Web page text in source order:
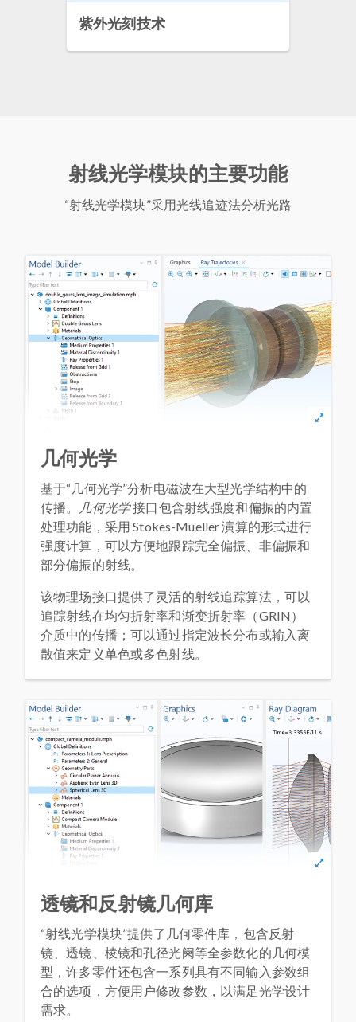
紫外光刻技术
射线光学模块的主要功能
“射线光学模块”采用光线追迹法分析光路
几何光学
基于“几何光学”分析电磁波在大型光学结构中的
传播。
几何光学接口包含射线强度和偏振的内置
处理功能，采用 Stokes-Mueller 演算的形式进行
强度计算，可以方便地跟踪完全偏振、非偏振和
部分偏振的射线。
该物理场接口提供了灵活的射线追踪算法，可以
追踪射线在均匀折射率和渐变折射率（GRIN）
介质中的传播；可以通过指定波长分布或输入离
散值来定义单色或多色射线。
透镜和反射镜几何库
“射线光学模块”提供了几何零件库，包含反射
镜、透镜、棱镜和孔径光阑等全参数化的几何模
型，许多零件还包含一系列具有不同输入参数组
合的选项，方便用户修改参数，以满足光学设计
需求。